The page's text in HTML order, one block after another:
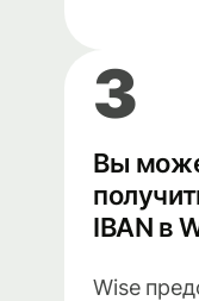
3
Вы
IBAN в
Wise